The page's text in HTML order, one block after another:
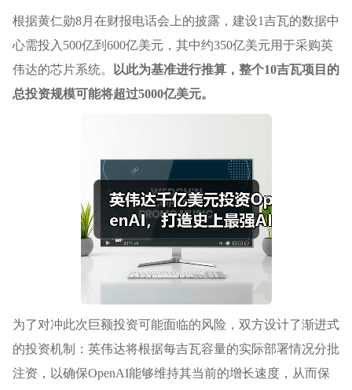
根据黄仁勋8月在财报电话会上的披露，建设1吉瓦的数据中
心需投入500亿到600亿美元，其中约350亿美元用于采购英
伟达的芯片系统。
以此为基准进行推算，整个10吉瓦项目的
总投资规模可能将超过5000亿美元。
为了对冲此次巨额投资可能面临的风险，双方设计了渐进式
的投资机制：英伟达将根据每吉瓦容量的实际部署情况分批
注资，以确保OpenAI能够维持其当前的增长速度，从而保